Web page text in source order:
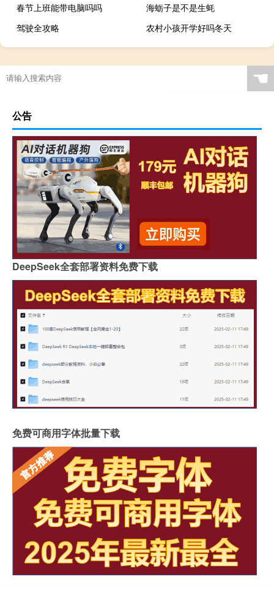
春节上班能带电脑吗吗
海蛎子是不是生蚝
驾驶全攻略
农村小孩开学好吗冬天
☚
公告
DeepSeek全套部署资料免费下载
免费可商用字体批量下载